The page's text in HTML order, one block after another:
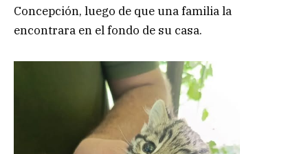
Concepción, luego de que una familia la
encontrara en el fondo de su casa.